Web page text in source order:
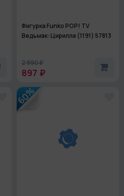
Фигурка Funko POP! TV
Ведьмак: Цирилла (1191) 57813
2 990 ₽
897 ₽
60%